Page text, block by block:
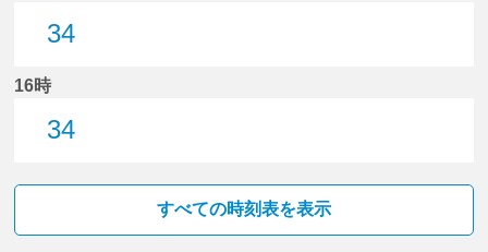
34
16時
34
すべての時刻表を表示